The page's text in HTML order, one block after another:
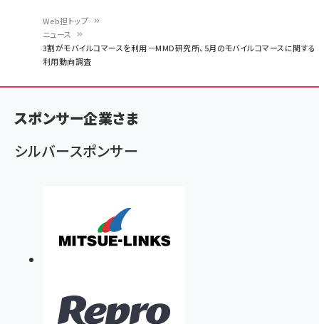
く
ず
Web担トップ
ニュース
3割がモバイルコマースを利用－MMD研究所、5月のモバイルコマースに関する
利用動向調査
スポンサー企業さま
シルバースポンサー